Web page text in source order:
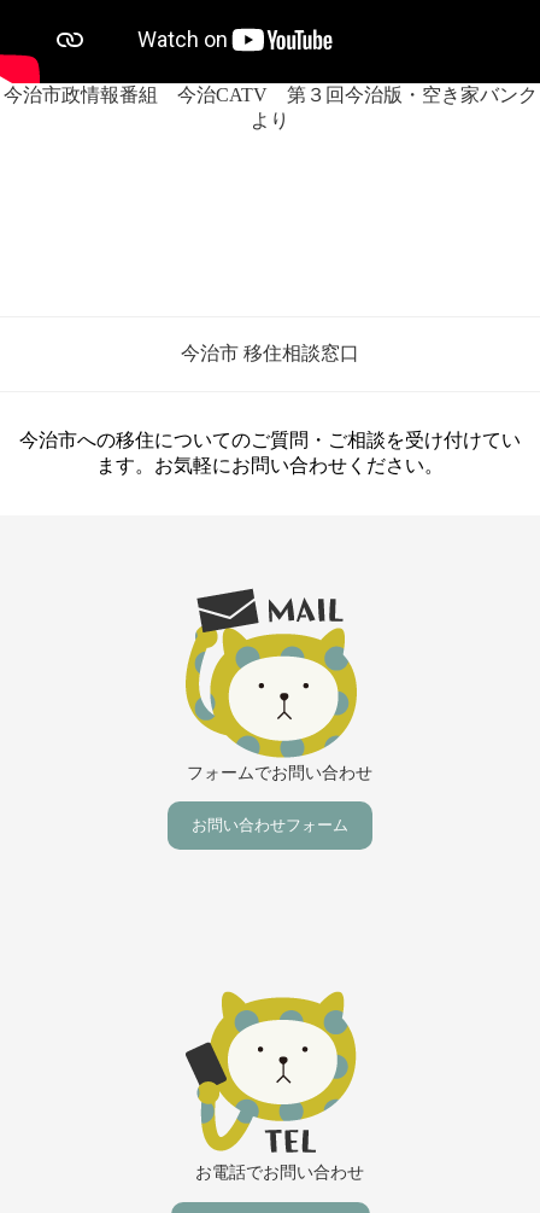
今治市政情報番組 今治CATV 第３回今治版・空き家バンク
より
今治市 移住相談窓口
今治市への移住についてのご質問・ご相談を受け付けてい
ます。お気軽にお問い合わせください。
フォームでお問い合わせ
お問い合わせフォーム
お電話でお問い合わせ